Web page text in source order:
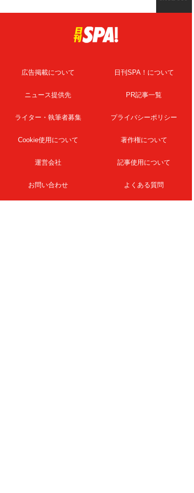
広告掲載について 日刊SPA！について
ニュース提供先 PR記事一覧
ライター・執筆者募集 プライバシーポリシー
Cookie使用について 著作権について
運営会社 記事使用について
お問い合わせ よくある質問